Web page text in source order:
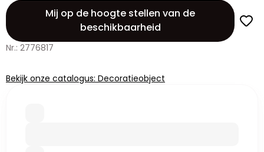
Mij op de hoogte stellen van de
beschikbaarheid
Nr.: 2776817
Bekijk onze catalogus: Decoratieobject